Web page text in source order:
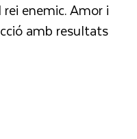
enemic. Amor i
amb resultats